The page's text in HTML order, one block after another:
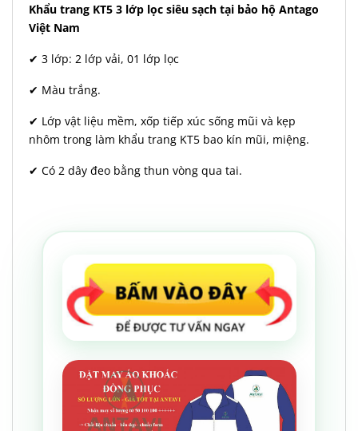
Khẩu trang KT5 3 lớp lọc siêu sạch tại bảo hộ Antago
Việt Nam
✔ 3 lớp: 2 lớp vải, 01 lớp lọc
✔ Màu trắng.
✔ Lớp vật liệu mềm, xốp tiếp xúc sống mũi và kẹp
nhôm trong làm khẩu trang KT5 bao kín mũi, miệng.
✔ Có 2 dây đeo bằng thun vòng qua tai.